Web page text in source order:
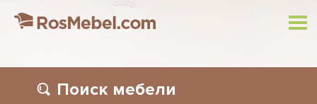
Поиск мебели